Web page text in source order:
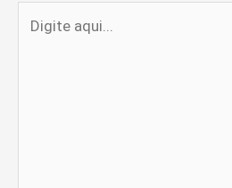
aqui...